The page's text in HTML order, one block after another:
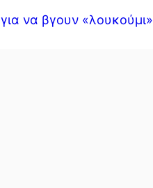
να βγουν «λουκούμι»